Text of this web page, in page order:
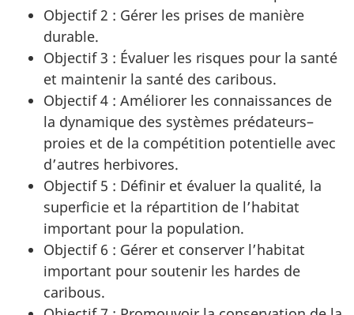
Objectif 2 : Gérer les prises de manière
durable.
Objectif 3 : Évaluer les risques pour la santé
et maintenir la santé des caribous.
Objectif 4 : Améliorer les connaissances de
la dynamique des systèmes prédateurs–
proies et de la compétition potentielle avec
d’autres herbivores.
Objectif 5 : Définir et évaluer la qualité, la
superficie et la répartition de l’habitat
important pour la population.
Objectif 6 : Gérer et conserver l’habitat
important pour soutenir les hardes de
caribous.